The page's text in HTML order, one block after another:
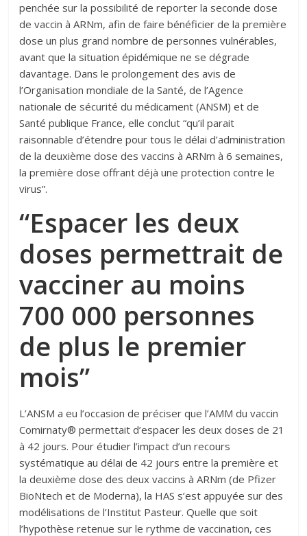
penchée sur la possibilité de reporter la seconde dose
de vaccin à ARNm, afin de faire bénéficier de la première
dose un plus grand nombre de personnes vulnérables,
avant que la situation épidémique ne se dégrade
davantage. Dans le prolongement des avis de
l’Organisation mondiale de la Santé, de l’Agence
nationale de sécurité du médicament (ANSM) et de
Santé publique France, elle conclut “qu’il parait
raisonnable d’étendre pour tous le délai d’administration
de la deuxième dose des vaccins à ARNm à 6 semaines,
la première dose offrant déjà une protection contre le
virus”.
“Espacer les deux
doses permettrait de
vacciner au moins
700 000 personnes
de plus le premier
mois”
L’ANSM a eu l’occasion de préciser que l’AMM du vaccin
Comirnaty® permettait d’espacer les deux doses de 21
à 42 jours. Pour étudier l’impact d’un recours
systématique au délai de 42 jours entre la première et
la deuxième dose des deux vaccins à ARNm (de Pfizer
BioNtech et de Moderna), la HAS s’est appuyée sur des
modélisations de l’Institut Pasteur. Quelle que soit
l’hypothèse retenue sur le rythme de vaccination, ces